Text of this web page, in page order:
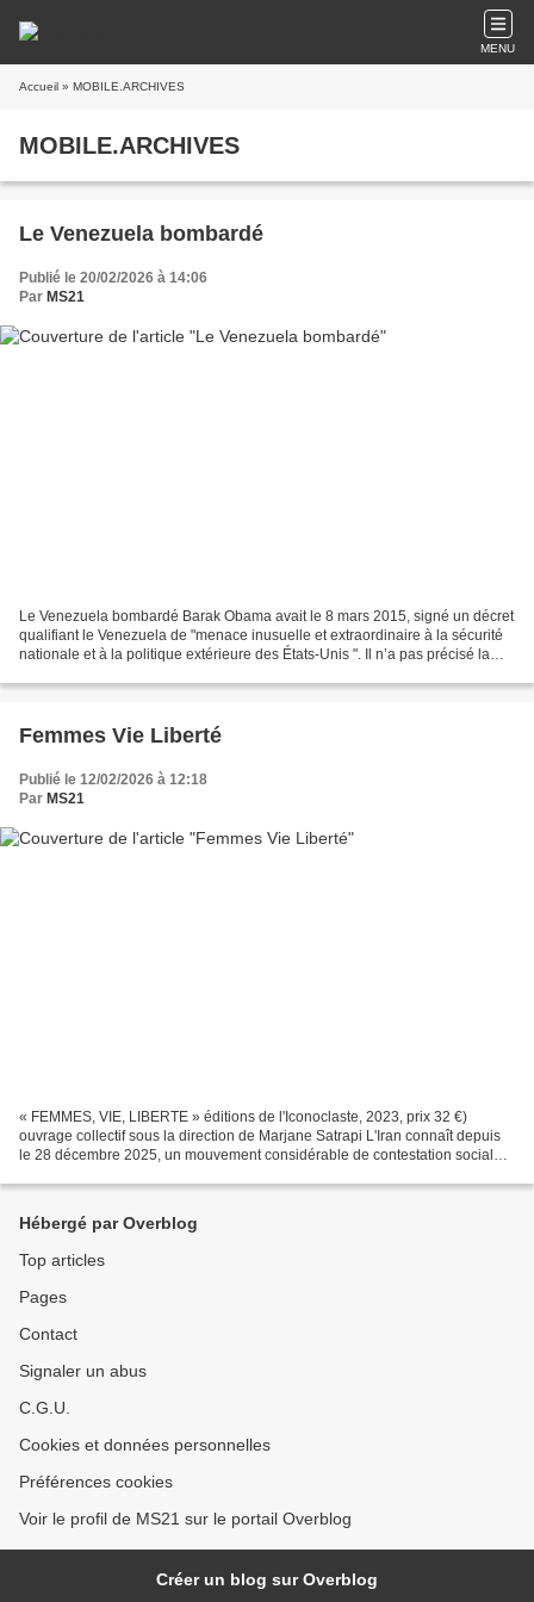
MENU
Accueil » MOBILE.ARCHIVES
MOBILE.ARCHIVES
Le Venezuela bombardé
Publié le 20/02/2026 à 14:06
Par MS21
Le Venezuela bombardé Barak Obama avait le 8 mars 2015, signé un décret
qualifiant le Venezuela de "menace inusuelle et extraordinaire à la sécurité
nationale et à la politique extérieure des États-Unis ". Il n’a pas précisé la
Femmes Vie Liberté
Publié le 12/02/2026 à 12:18
Par MS21
« FEMMES, VIE, LIBERTE » éditions de l'Iconoclaste, 2023, prix 32 €)
ouvrage collectif sous la direction de Marjane Satrapi L'Iran connaît depuis
le 28 décembre 2025, un mouvement considérable de contestation sociale,
Hébergé par Overblog
Top articles
Pages
Contact
Signaler un abus
C.G.U.
Cookies et données personnelles
Préférences cookies
Voir le profil de MS21 sur le portail Overblog
Créer un blog sur Overblog